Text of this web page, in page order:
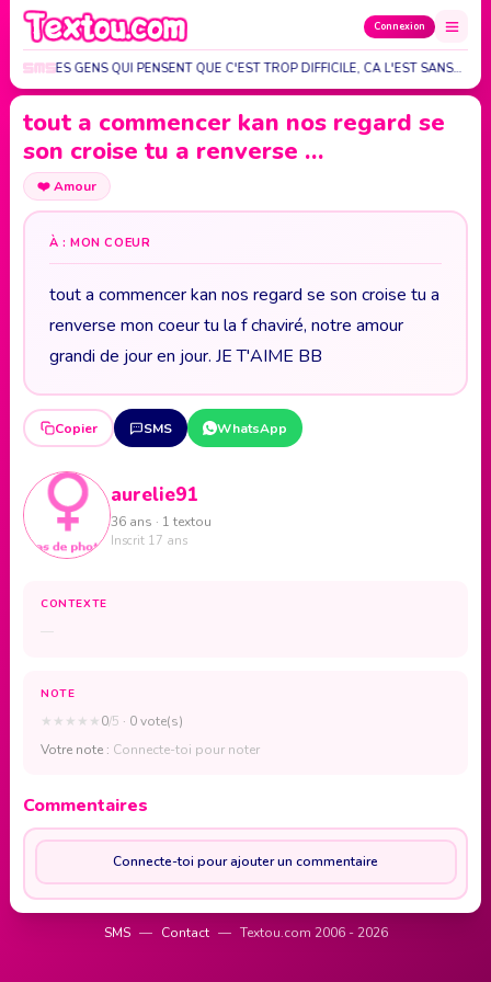
Connexion
PAS LES GENS QUI PENSENT QUE C'EST TROP DIFFICILE, CA L'EST SANS…
tout a commencer kan nos regard se
son croise tu a renverse …
❤️Amour
À : MON COEUR
tout a commencer kan nos regard se son croise tu a
renverse mon coeur tu la f chaviré, notre amour
grandi de jour en jour. JE T'AIME BB
Copier SMS WhatsApp
aurelie91
36 ans · 1 textou
Inscrit 17 ans
CONTEXTE
—
NOTE
★ ★ ★ ★ ★0/5 · 0 vote(s)
Votre note : Connecte-toi pour noter
Commentaires
Connecte-toi pour ajouter un commentaire
SMS — Contact — Textou.com 2006 - 2026